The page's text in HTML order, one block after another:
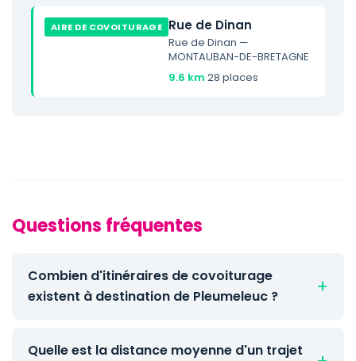
AIRE DE COVOITURAGE Rue de Dinan
Rue de Dinan —
MONTAUBAN-DE-BRETAGNE
9.6 km·28 places
Questions fréquentes
Combien d'itinéraires de covoiturage
existent à destination de Pleumeleuc ?
Quelle est la distance moyenne d'un trajet